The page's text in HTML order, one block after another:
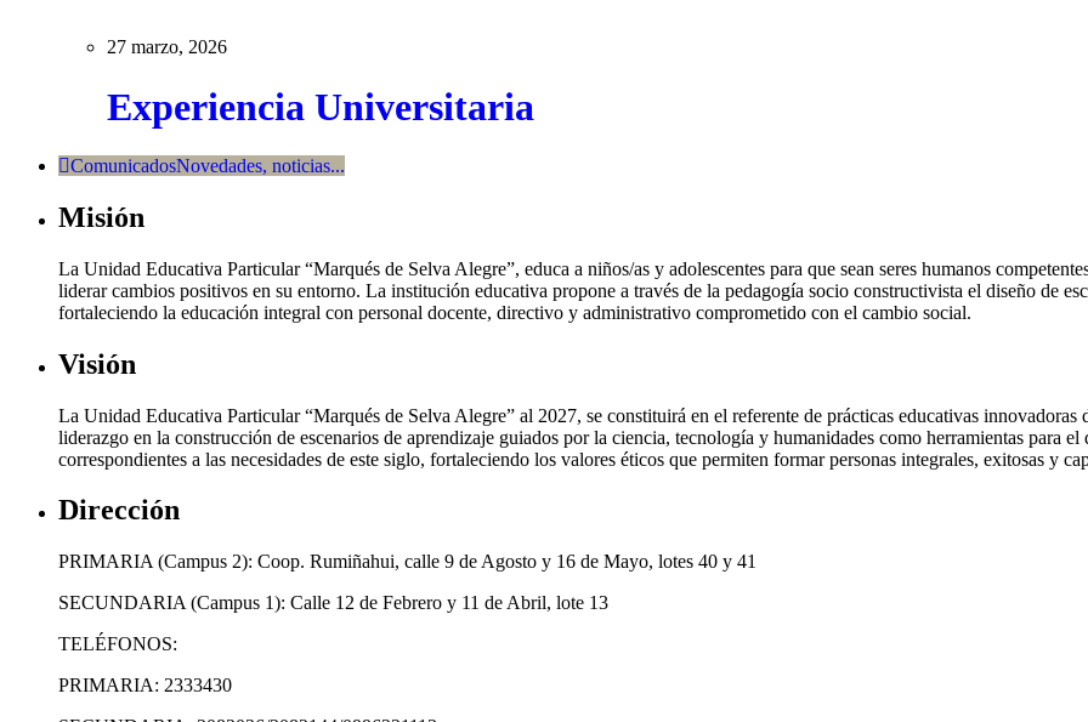
27 marzo, 2026
Experiencia Universitaria
ComunicadosNovedades, noticias...
Misión
La Unidad Educativa Particular “Marqués de Selva Alegre”, educa a niños/as y adolescentes para que sean seres humanos
liderar cambios positivos en su entorno. La institución educativa propone a través de la pedagogía socio constructivista el diseño de
fortaleciendo la educación integral con personal docente, directivo y administrativo comprometido con el cambio social.
Visión
La Unidad Educativa Particular “Marqués de Selva Alegre” al 2027, se constituirá en el referente de prácticas educativas
liderazgo en la construcción de escenarios de aprendizaje guiados por la ciencia, tecnología y humanidades como herramientas para
correspondientes a las necesidades de este siglo, fortaleciendo los valores éticos que permiten formar personas integrales, exitosas y
Dirección
PRIMARIA (Campus 2): Coop. Rumiñahui, calle 9 de Agosto y 16 de Mayo, lotes 40 y 41
SECUNDARIA (Campus 1): Calle 12 de Febrero y 11 de Abril, lote 13
TELÉFONOS:
PRIMARIA: 2333430